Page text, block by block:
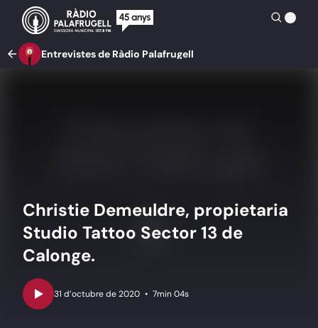
Entrevistes de Ràdio Palafrugell
Christie Demeuldre, propietaria
Studio Tattoo Sector 13 de
Calonge.
• 7min 04s